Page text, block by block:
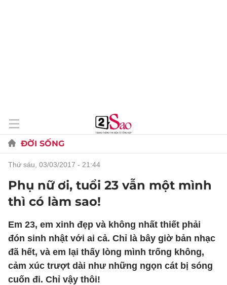
ĐỜI SỐNG
thứ sáu, 03/03/2017 - 21:44
Phụ nữ ơi, tuổi 23 vẫn một mình
thì có làm sao!
Em 23, em xinh đẹp và không nhất thiết phải
đón sinh nhật với ai cả. Chỉ là bây giờ bản nhạc
đã hết, và em lại thấy lòng mình trống không,
cảm xúc trượt dài như những ngọn cát bị sóng
cuốn đi. Chỉ vậy thôi!